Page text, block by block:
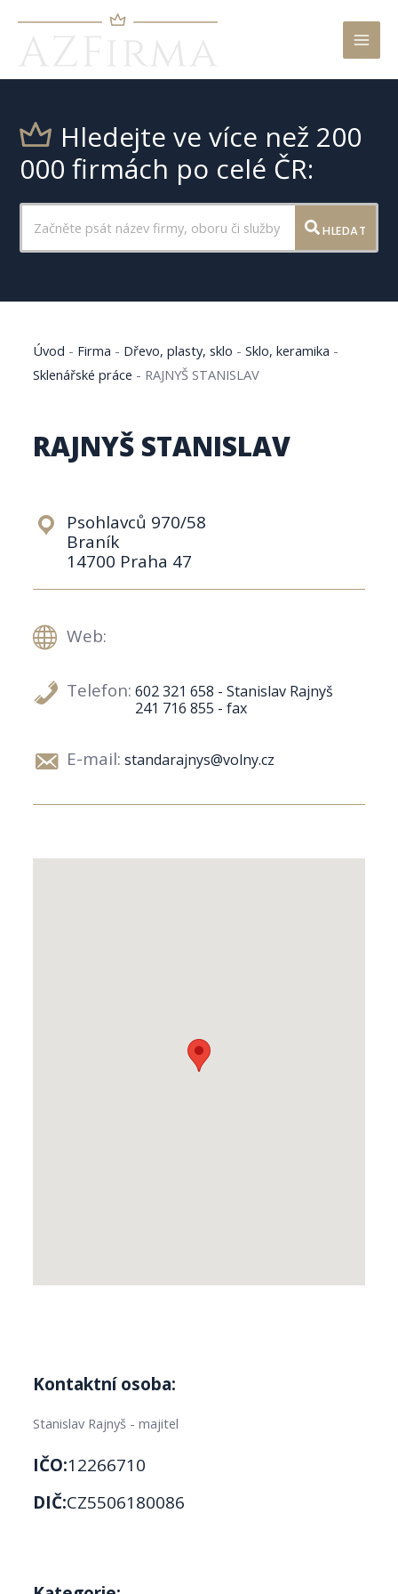
Hledejte ve více než 200
000 firmách po celé ČR:
HLEDAT
Úvod - Firma - Dřevo, plasty, sklo -Sklo, keramika -
Sklenářské práce - RAJNYŠ STANISLAV
RAJNYŠ STANISLAV
Psohlavců 970/58
Braník
14700 Praha 47
Web:
Telefon: 602 321 658 - Stanislav Rajnyš
241 716 855 - fax
E-mail: standarajnys@volny.cz
Kontaktní osoba:
Stanislav Rajnyš - majitel
IČO:12266710
DIČ:CZ5506180086